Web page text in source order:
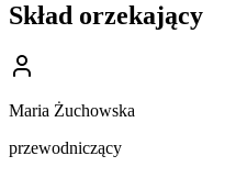
Skład orzekający
Maria Żuchowska
przewodniczący